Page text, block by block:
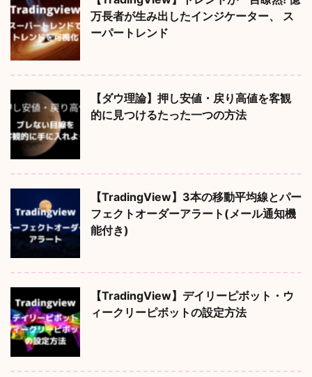
万長者が生み出したインジケーター、 ス
ーパートレンド
【ダウ理論】押し安値・戻り高値を客観
的に見つけるたった一つの方法
【TradingView】3本の移動平均線とパー
フェクトオーダーアラート(メール通知機
能付き)
【TradingView】デイリーピボット・ウ
ィークリーピボットの設定方法